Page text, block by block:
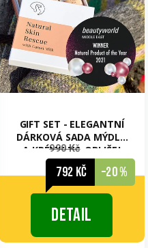
GIFT SET - ELEGANTNÍ
DÁRKOVÁ SADA MÝDLA
A KRÉMU NA OBLIČEJ
792 Kč
990 Kč
–20 %
Detail